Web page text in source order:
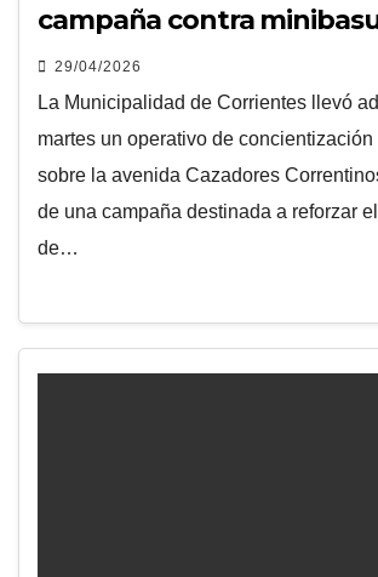
campaña contra
29/04/2026
La Municipalidad de Corrientes llevó
martes un operativo de concientización
sobre la avenida Cazadores
de una campaña destinada a reforzar
de…